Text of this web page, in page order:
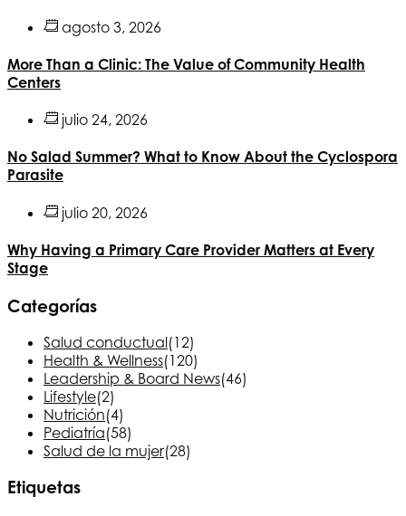
agosto 3, 2026
More Than a Clinic: The Value of Community Health
Centers
julio 24, 2026
No Salad Summer? What to Know About the Cyclospora
Parasite
julio 20, 2026
Why Having a Primary Care Provider Matters at Every
Stage
Categorías
Salud conductual(12)
Health & Wellness(120)
Leadership & Board News(46)
Lifestyle(2)
Nutrición(4)
Pediatría(58)
Salud de la mujer(28)
Etiquetas